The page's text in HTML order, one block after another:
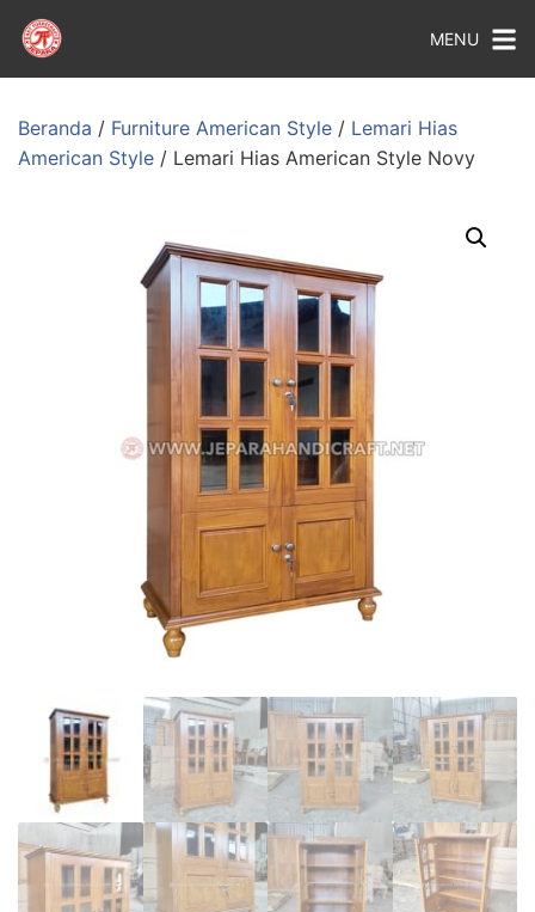
MENU
Beranda / Furniture American Style / Lemari Hias
American Style / Lemari Hias American Style Novy